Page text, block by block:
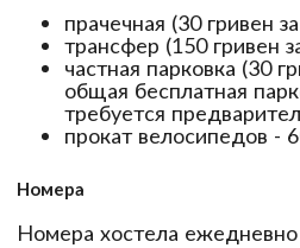
прачечная (30 гривен
трансфер (150 гривен
частная парковка (30
общая бесплатная
требуется
прокат велосипедов -
Номера
Номера хостела